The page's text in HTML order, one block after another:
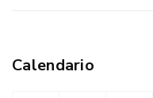
Calendario